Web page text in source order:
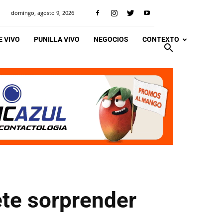
domingo, agosto 9, 2026
VIVO PUNILLA VIVO NEGOCIOS CONTEXTO
sorprender